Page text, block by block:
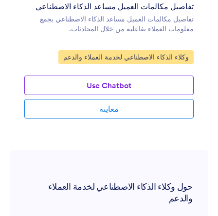
تفاصيل مكالمات العميل مساعد الذكاء الاصطناعي
تفاصيل مكالمات العميل مساعد الذكاء الاصطناعي يجمع
معلومات العملاء بفاعلية من خلال المحادثات.
انتقل إلى الفئة:
وكلاء الذكاء الاصطناعي لخدمة العملاء والدعم
Use Chatbot
معاينة
حول وكلاء الذكاء الاصطناعي لخدمة العملاء
والدعم